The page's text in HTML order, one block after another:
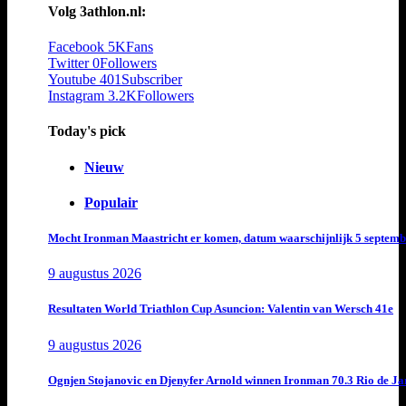
Volg 3athlon.nl:
Facebook 5KFans
Twitter 0Followers
Youtube 401 Subscriber
Instagram 3.2KFollowers
Today's pick
Nieuw
Populair
Mocht Ironman Maastricht er komen, datum waarschijnlijk 5
9 augustus 2026
Resultaten World Triathlon Cup Asuncion: Valentin van Wersch 41e
9 augustus 2026
Ognjen Stojanovic en Djenyfer Arnold winnen Ironman 70.3 Rio de